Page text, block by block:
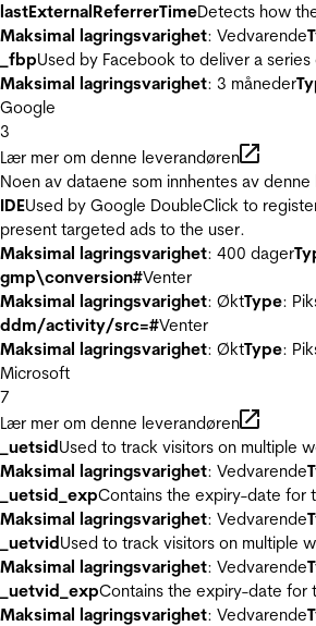
lastExternalReferrerTimeDetects how
Maksimal lagringsvarighet: Vedvarende
_fbpUsed by Facebook to deliver a
Maksimal lagringsvarighet: 3 måneder
Google
3
Lær mer om denne leverandøren
Noen av dataene som innhentes av
IDEUsed by Google DoubleClick to
present targeted ads to the user.
Maksimal lagringsvarighet: 400 dager
gmp\conversion#Venter
Maksimal lagringsvarighet: ØktType:
ddm/activity/src=#Venter
Maksimal lagringsvarighet: ØktType:
Microsoft
7
Lær mer om denne leverandøren
_uetsidUsed to track visitors on multiple
Maksimal lagringsvarighet: Vedvarende
_uetsid_expContains the expiry-date for
Maksimal lagringsvarighet: Vedvarende
_uetvidUsed to track visitors on multiple
Maksimal lagringsvarighet: Vedvarende
_uetvid_expContains the expiry-date for
Maksimal lagringsvarighet: Vedvarende